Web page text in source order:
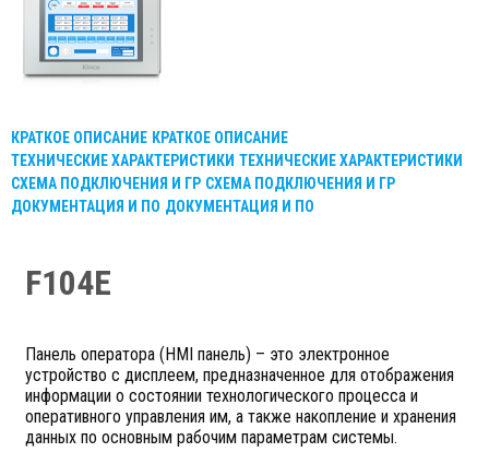
КРАТКОЕ ОПИСАНИЕ КРАТКОЕ ОПИСАНИЕ
ТЕХНИЧЕСКИЕ ХАРАКТЕРИСТИКИ ТЕХНИЧЕСКИЕ ХАРАКТЕРИСТИКИ
СХЕМА ПОДКЛЮЧЕНИЯ И ГР СХЕМА ПОДКЛЮЧЕНИЯ И ГР
ДОКУМЕНТАЦИЯ И ПО ДОКУМЕНТАЦИЯ И ПО
F104E
Панель оператора (HMI панель) – это электронное
устройство с дисплеем, предназначенное для отображения
информации о состоянии технологического процесса и
оперативного управления им, а также накопление и хранения
данных по основным рабочим параметрам системы.